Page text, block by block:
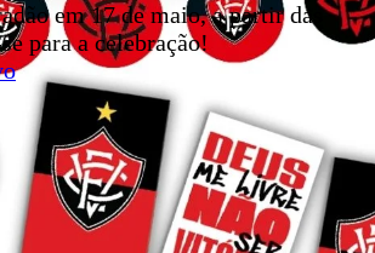
em 17 de maio, a partir das
para a celebração!